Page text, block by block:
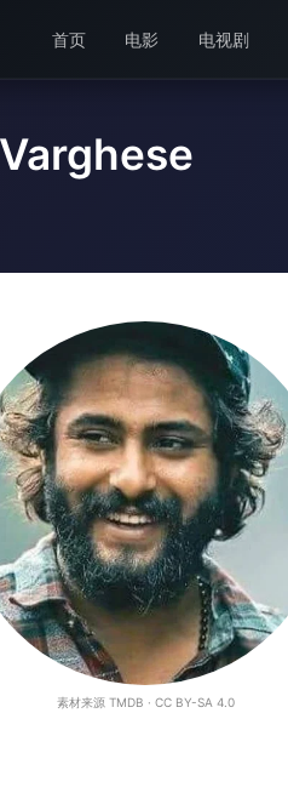
首页 电影 电视剧
素材来源 TMDB · CC BY-SA 4.0